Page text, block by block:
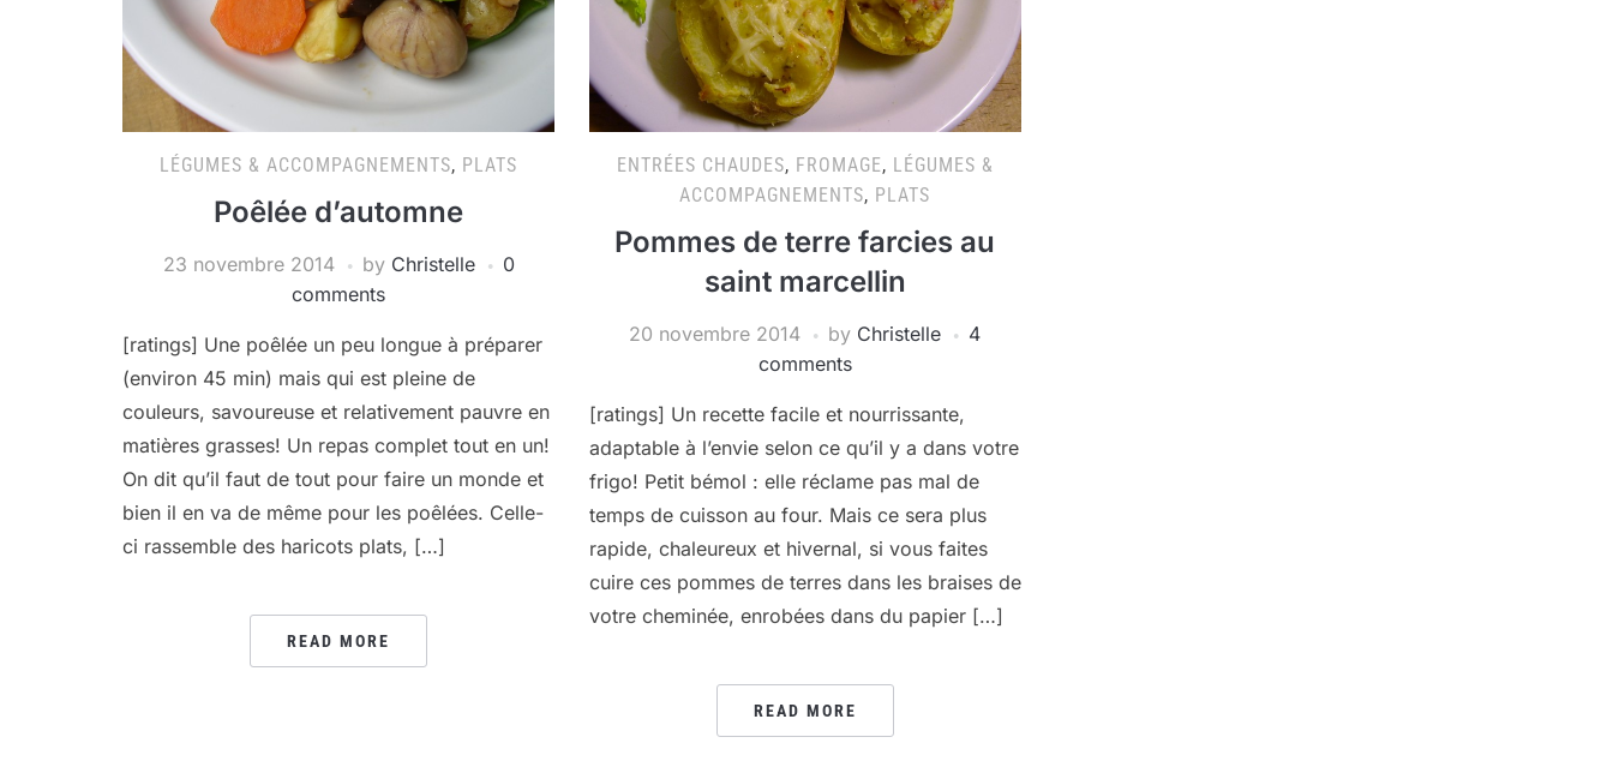
LÉGUMES & ACCOMPAGNEMENTS, PLATS
Poêlée d’automne
23 novembre 2014 by Christelle
0
comments
[ratings] Une poêlée un peu longue à préparer
(environ 45 min) mais qui est pleine de
couleurs, savoureuse et relativement pauvre en
matières grasses! Un repas complet tout en un!
On dit qu’il faut de tout pour faire un monde et
bien il en va de même pour les poêlées. Celle-
ci rassemble des haricots plats, […]
READ MORE
ENTRÉES CHAUDES, FROMAGE, LÉGUMES &
ACCOMPAGNEMENTS, PLATS
Pommes de terre farcies au
saint marcellin
20 novembre 2014 by Christelle
4
comments
[ratings] Un recette facile et nourrissante,
adaptable à l’envie selon ce qu’il y a dans votre
frigo! Petit bémol : elle réclame pas mal de
temps de cuisson au four. Mais ce sera plus
rapide, chaleureux et hivernal, si vous faites
cuire ces pommes de terres dans les braises de
votre cheminée, enrobées dans du papier […]
READ MORE